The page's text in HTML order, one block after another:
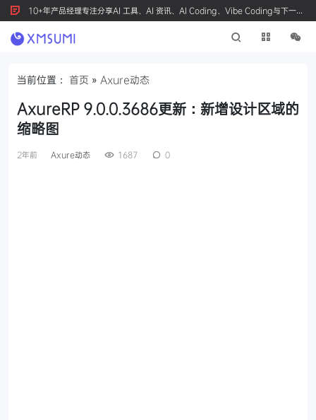
10+年产品经理专注分享AI 工具、AI 资讯、AI Coding、Vibe Coding与下一代
产品创新，按 Ctrl+D 收藏我们
当前位置： 首页 » Axure动态
AxureRP 9.0.0.3686更新：新增设计区域的
缩略图
2年前 Axure动态 1687 0